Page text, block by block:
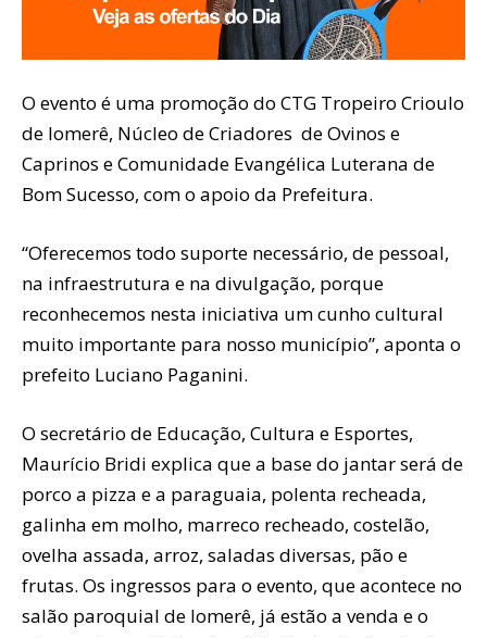
O evento é uma promoção do CTG Tropeiro Crioulo
de Iomerê, Núcleo de Criadores de Ovinos e
Caprinos e Comunidade Evangélica Luterana de
Bom Sucesso, com o apoio da Prefeitura.
“Oferecemos todo suporte necessário, de pessoal,
na infraestrutura e na divulgação, porque
reconhecemos nesta iniciativa um cunho cultural
muito importante para nosso município”, aponta o
prefeito Luciano Paganini.
O secretário de Educação, Cultura e Esportes,
Maurício Bridi explica que a base do jantar será de
porco a pizza e a paraguaia, polenta recheada,
galinha em molho, marreco recheado, costelão,
ovelha assada, arroz, saladas diversas, pão e
frutas. Os ingressos para o evento, que acontece no
salão paroquial de Iomerê, já estão a venda e o